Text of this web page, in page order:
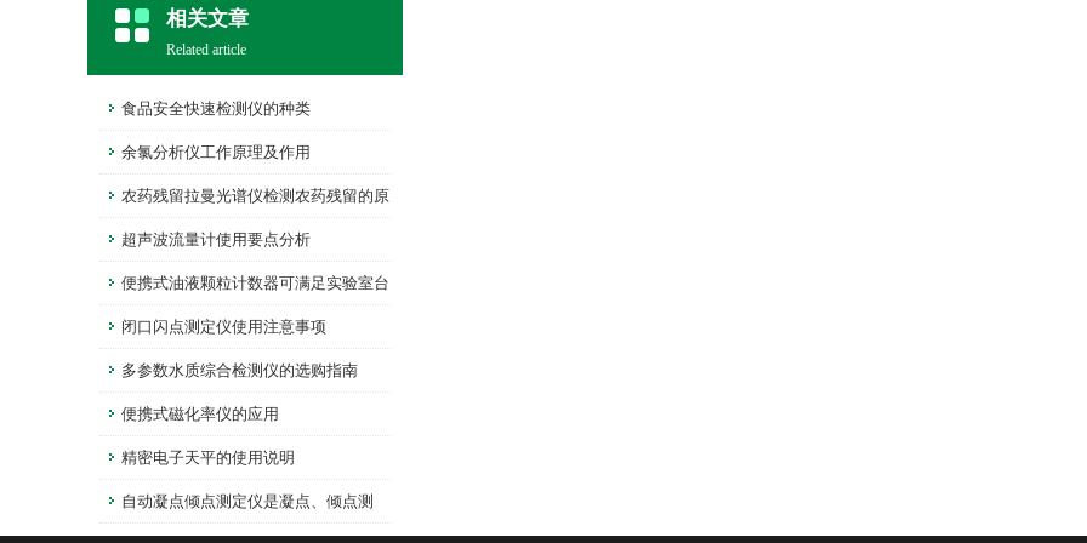
相关文章
Related article
食品安全快速检测仪的种类
余氯分析仪工作原理及作用
农药残留拉曼光谱仪检测农药残留的原
理是什么？
超声波流量计使用要点分析
便携式油液颗粒计数器可满足实验室台
式机不可移动测试的缺陷
闭口闪点测定仪使用注意事项
多参数水质综合检测仪的选购指南
便携式磁化率仪的应用
精密电子天平的使用说明
自动凝点倾点测定仪是凝点、倾点测